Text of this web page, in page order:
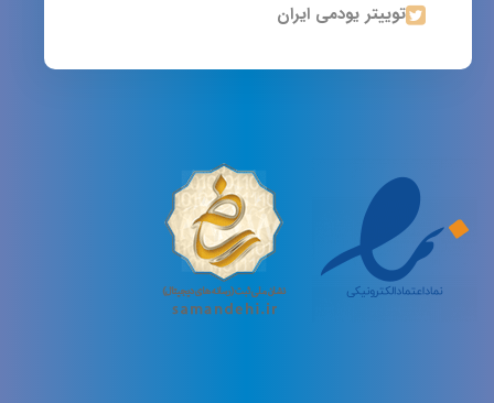
توییتر یودمی ایران